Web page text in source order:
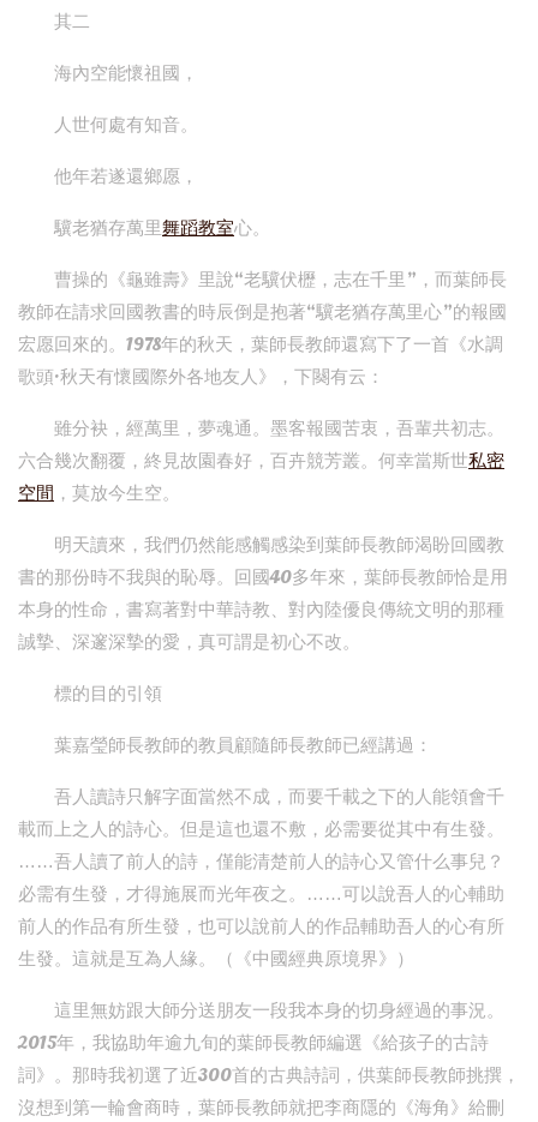
其二
海內空能懷祖國，
人世何處有知音。
他年若遂還鄉愿，
驥老猶存萬里舞蹈教室心。
曹操的《龜雖壽》里說“老驥伏櫪，志在千里”，而葉師長
教師在請求回國教書的時辰倒是抱著“驥老猶存萬里心”的報國
宏愿回來的。1978年的秋天，葉師長教師還寫下了一首《水調
歌頭·秋天有懷國際外各地友人》，下闋有云：
雖分袂，經萬里，夢魂通。墨客報國苦衷，吾輩共初志。
六合幾次翻覆，終見故園春好，百卉競芳叢。何幸當斯世私密
空間 ，莫放今生空。
明天讀來，我們仍然能感觸感染到葉師長教師渴盼回國教
書的那份時不我與的恥辱。回國40多年來，葉師長教師恰是用
本身的性命，書寫著對中華詩教、對內陸優良傳統文明的那種
誠摯、深邃深摯的愛，真可謂是初心不改。
標的目的引領
葉嘉瑩師長教師的教員顧隨師長教師已經講過：
吾人讀詩只解字面當然不成，而要千載之下的人能領會千
載而上之人的詩心。但是這也還不敷，必需要從其中有生發。
……吾人讀了前人的詩，僅能清楚前人的詩心又管什么事兒？
必需有生發，才得施展而光年夜之。……可以說吾人的心輔助
前人的作品有所生發，也可以說前人的作品輔助吾人的心有所
生發。這就是互為人緣。（《中國經典原境界》）
這里無妨跟大師分送朋友一段我本身的切身經過的事況。
2015年，我協助年逾九旬的葉師長教師編選《給孩子的古詩
詞》。那時我初選了近300首的古典詩詞，供葉師長教師挑撰，
沒想到第一輪會商時，葉師長教師就把李商隱的《海角》給刪